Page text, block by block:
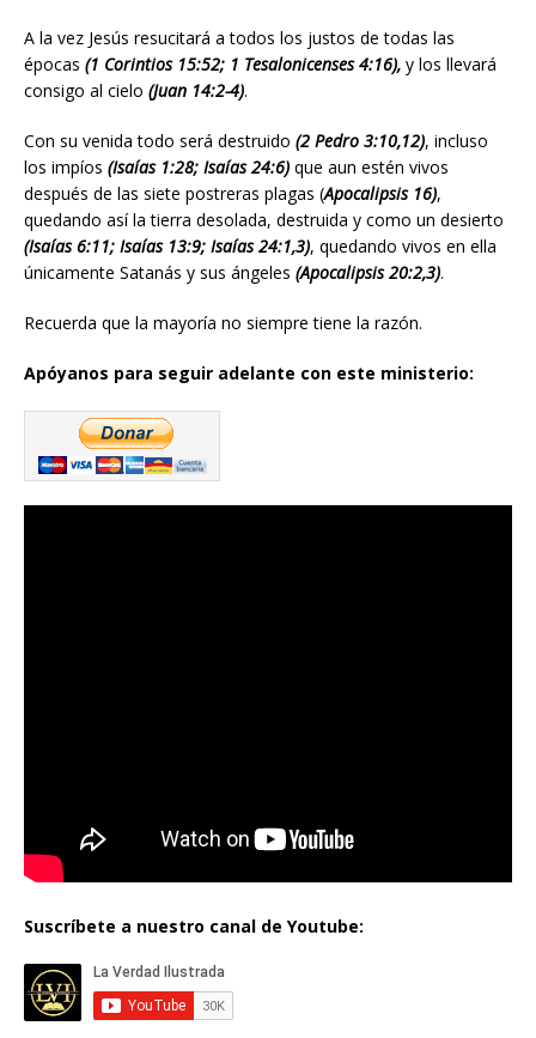
A la vez Jesús resucitará a todos los justos de todas las
épocas (1 Corintios 15:52; 1 Tesalonicenses 4:16), y los llevará
consigo al cielo (Juan 14:2-4).
Con su venida todo será destruido (2 Pedro 3:10,12), incluso
los impíos (Isaías 1:28; Isaías 24:6) que aun estén vivos
después de las siete postreras plagas (Apocalipsis 16),
quedando así la tierra desolada, destruida y como un desierto
(Isaías 6:11; Isaías 13:9; Isaías 24:1,3), quedando vivos en ella
únicamente Satanás y sus ángeles (Apocalipsis 20:2,3).
Recuerda que la mayoría no siempre tiene la razón.
Apóyanos para seguir adelante con este ministerio:
Suscríbete a nuestro canal de Youtube: